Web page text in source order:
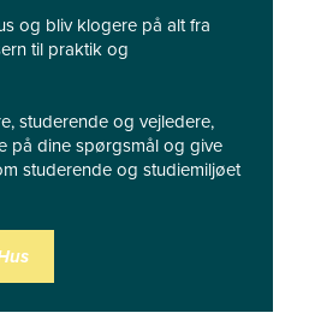
og bliv klogere på alt fra
til praktik og
studerende og vejledere,
på dine spørgsmål og give
studerende og studiemiljøet